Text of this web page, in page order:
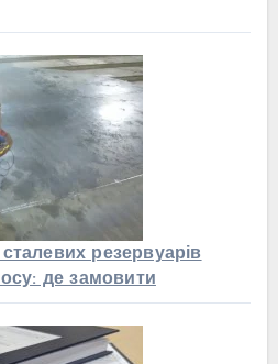
резервуарів
де замовити